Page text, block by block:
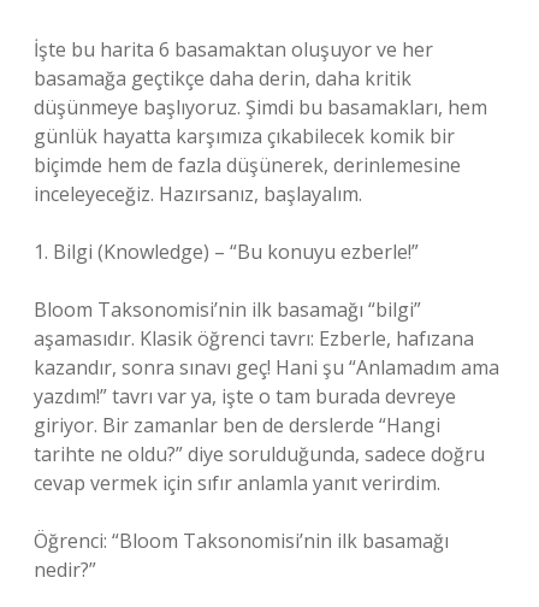
İşte bu harita 6 basamaktan oluşuyor ve her
basamağa geçtikçe daha derin, daha kritik
düşünmeye başlıyoruz. Şimdi bu basamakları, hem
günlük hayatta karşımıza çıkabilecek komik bir
biçimde hem de fazla düşünerek, derinlemesine
inceleyeceğiz. Hazırsanız, başlayalım.
1. Bilgi (Knowledge) – “Bu konuyu ezberle!”
Bloom Taksonomisi’nin ilk basamağı “bilgi”
aşamasıdır. Klasik öğrenci tavrı: Ezberle, hafızana
kazandır, sonra sınavı geç! Hani şu “Anlamadım ama
yazdım!” tavrı var ya, işte o tam burada devreye
giriyor. Bir zamanlar ben de derslerde “Hangi
tarihte ne oldu?” diye sorulduğunda, sadece doğru
cevap vermek için sıfır anlamla yanıt verirdim.
Öğrenci: “Bloom Taksonomisi’nin ilk basamağı
nedir?”